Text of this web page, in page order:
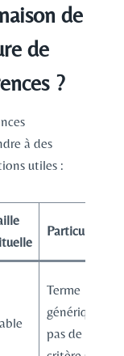
de
de
?
à des
utiles :
Particularités
Terme
générique,
pas de